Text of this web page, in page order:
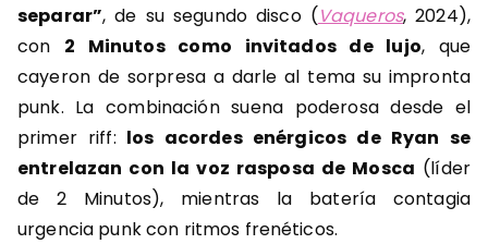
separar”, de su segundo disco (Vaqueros, 2024),
con 2 Minutos como invitados de lujo, que
cayeron de sorpresa a darle al tema su impronta
punk. La combinación suena poderosa desde el
primer riff: los acordes enérgicos de Ryan se
entrelazan con la voz rasposa de Mosca (líder
de 2 Minutos), mientras la batería contagia
urgencia punk con ritmos frenéticos.